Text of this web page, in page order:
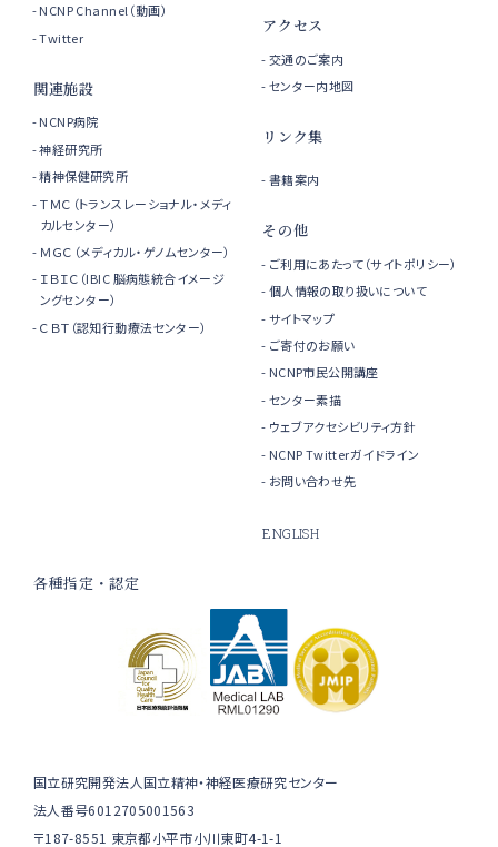
NCNP Channel（動画）
Twitter
関連施設
NCNP病院
神経研究所
精神保健研究所
ＴＭＣ（トランスレーショナル・メディ
カルセンター）
ＭＧＣ（メディカル・ゲノムセンター）
ＩＢＩＣ（IBIC 脳病態統合イメージ
ングセンター）
ＣＢＴ（認知行動療法センター）
アクセス
交通のご案内
センター内地図
リンク集
書籍案内
その他
ご利用にあたって（サイトポリシー）
個人情報の取り扱いについて
サイトマップ
ご寄付のお願い
NCNP市民公開講座
センター素描
ウェブアクセシビリティ方針
NCNP Twitterガイドライン
お問い合わせ先
ENGLISH
各種指定・認定
国立研究開発法人国立精神・神経医療研究センター
法人番号6012705001563
〒187-8551 東京都小平市小川東町4-1-1